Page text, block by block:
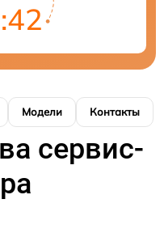
Модели Контакты
сервис-